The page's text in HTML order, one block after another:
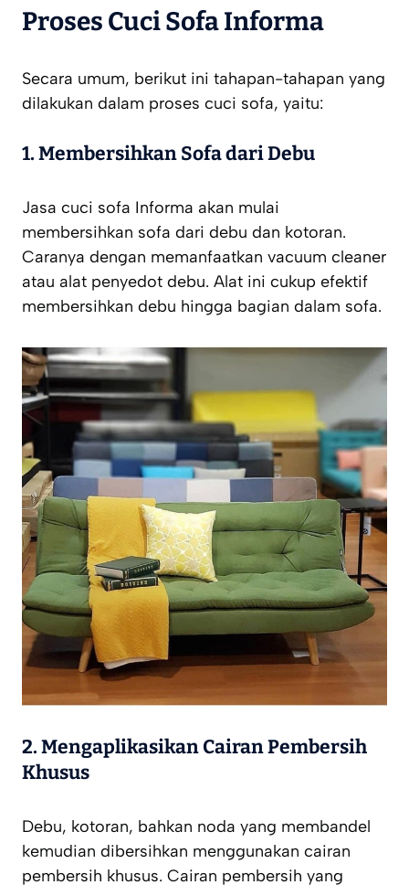
Proses Cuci Sofa Informa
Secara umum, berikut ini tahapan-tahapan yang
dilakukan dalam proses cuci sofa, yaitu:
1. Membersihkan Sofa dari Debu
Jasa cuci sofa Informa akan mulai
membersihkan sofa dari debu dan kotoran.
Caranya dengan memanfaatkan vacuum cleaner
atau alat penyedot debu. Alat ini cukup efektif
membersihkan debu hingga bagian dalam sofa.
2. Mengaplikasikan Cairan Pembersih
Khusus
Debu, kotoran, bahkan noda yang membandel
kemudian dibersihkan menggunakan cairan
pembersih khusus. Cairan pembersih yang